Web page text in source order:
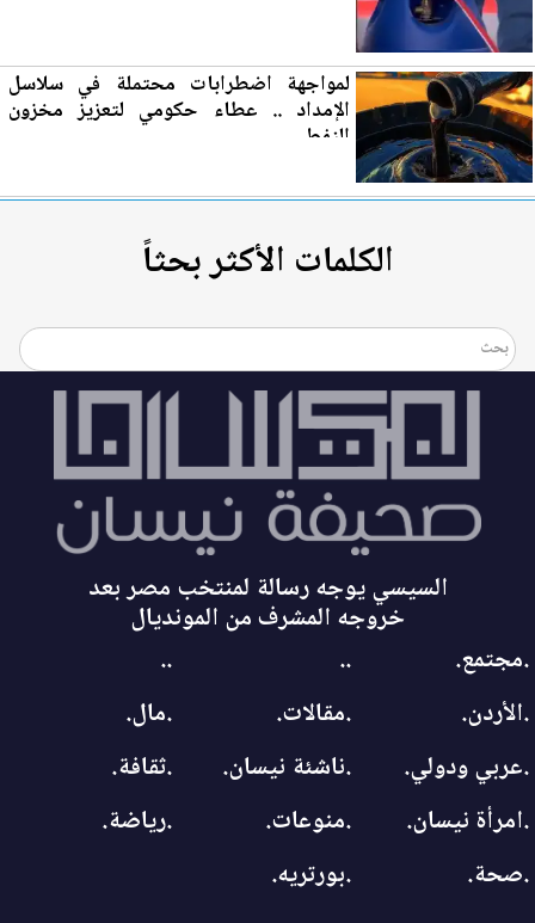
لمواجهة اضطرابات محتملة في سلاسل
الإمداد .. عطاء حكومي لتعزيز مخزون
النفط
الكلمات الأكثر بحثاً
السيسي يوجه رسالة لمنتخب مصر بعد
خروجه المشرف من المونديال
.مجتمع.
..
..
.الأردن.
.مقالات.
.مال.
.عربي ودولي.
.ناشئة نيسان.
.ثقافة.
.امرأة نيسان.
.منوعات.
.رياضة.
.صحة.
.بورتريه.